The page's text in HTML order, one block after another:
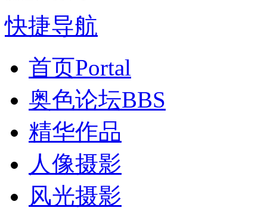
快捷导航
首页Portal
奥色论坛BBS
精华作品
人像摄影
风光摄影